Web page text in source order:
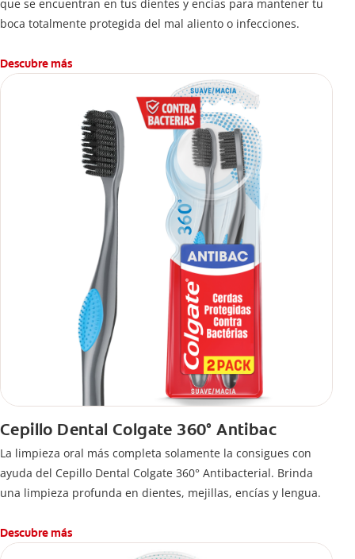
que se encuentran en tus dientes y encías para mantener tu
boca totalmente protegida del mal aliento o infecciones.
Descubre más
Cepillo Dental Colgate 360° Antibac
La limpieza oral más completa solamente la consigues con
ayuda del Cepillo Dental Colgate 360° Antibacterial. Brinda
una limpieza profunda en dientes, mejillas, encías y lengua.
Descubre más